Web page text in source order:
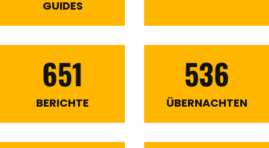
GUIDES
651
BERICHTE
536
ÜBERNACHTEN